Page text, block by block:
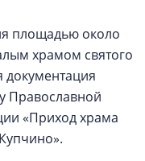
площадью около
храмом святого
документация
Православной
«Приход храма